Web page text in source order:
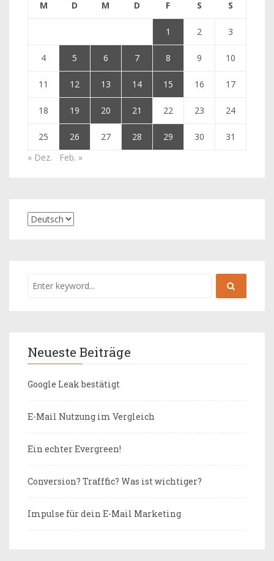
M D M D F S S
1 2 3
4 5 6 7 8 9 10
11 12 13 14 15 16 17
18 19 20 21 22 23 24
25 26 27 28 29 30
31
« Dez.
Feb. »
Neueste Beiträge
Google Leak bestätigt
E-Mail Nutzung im Vergleich
Ein echter Evergreen!
Conversion? Trafffic? Was ist wichtiger?
Impulse für dein E-Mail Marketing